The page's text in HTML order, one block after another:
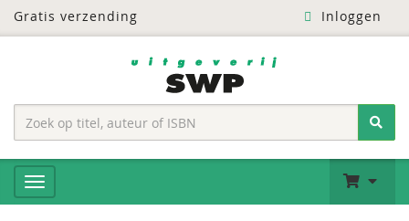
Gratis verzending Inloggen